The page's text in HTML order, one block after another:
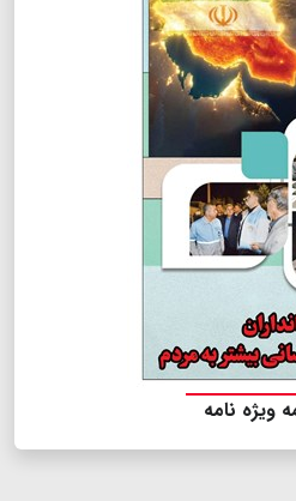
ویژه نامه